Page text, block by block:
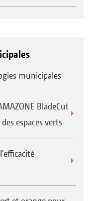
municipales
BladeCut
espaces verts